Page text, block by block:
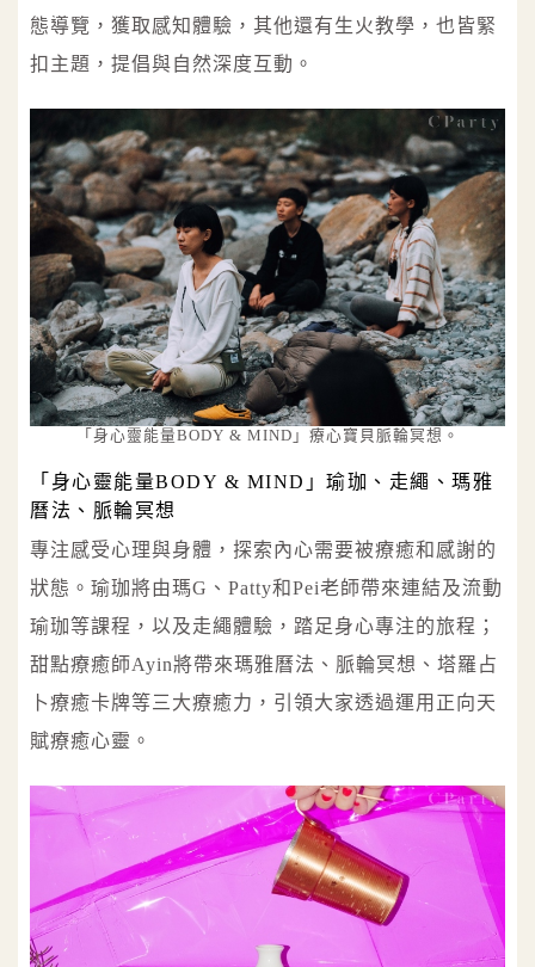
態導覽，獲取感知體驗，其他還有生火教學，也皆緊
扣主題，提倡與自然深度互動。
「身心靈能量BODY & MIND」療心寶貝脈輪冥想。
「身心靈能量BODY & MIND」瑜珈、走繩、瑪雅
曆法、脈輪冥想
專注感受心理與身體，探索內心需要被療癒和感謝的
狀態。瑜珈將由瑪G、Patty和Pei老師帶來連結及流動
瑜珈等課程，以及走繩體驗，踏足身心專注的旅程；
甜點療癒師Ayin將帶來瑪雅曆法、脈輪冥想、塔羅占
卜療癒卡牌等三大療癒力，引領大家透過運用正向天
賦療癒心靈。